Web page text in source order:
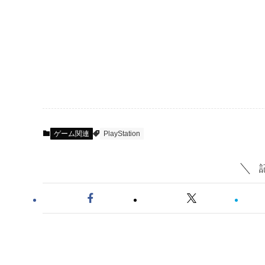
ゲーム関連 PlayStation